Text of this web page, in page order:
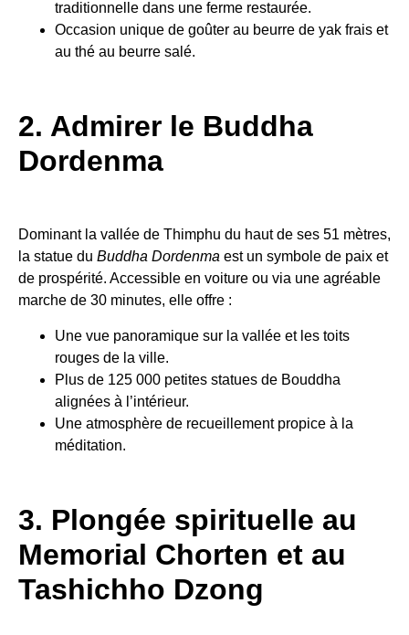
traditionnelle dans une ferme restaurée.
Occasion unique de goûter au beurre de yak frais et
au thé au beurre salé.
2. Admirer le Buddha
Dordenma
Dominant la vallée de Thimphu du haut de ses 51 mètres,
la statue du Buddha Dordenma est un symbole de paix et
de prospérité. Accessible en voiture ou via une agréable
marche de 30 minutes, elle offre :
Une vue panoramique sur la vallée et les toits
rouges de la ville.
Plus de 125 000 petites statues de Bouddha
alignées à l’intérieur.
Une atmosphère de recueillement propice à la
méditation.
3. Plongée spirituelle au
Memorial Chorten et au
Tashichho Dzong